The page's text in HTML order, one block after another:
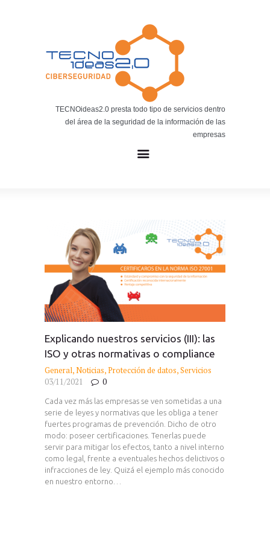
TECNOideas2.0 presta todo tipo de servicios dentro
del área de la seguridad de la información de las
empresas
BLOG TECNOIDEAS
Noticias tecnológicas.
Explicando nuestros servicios (III): las
ISO y otras normativas o compliance
General,Noticias,Protección de datos,Servicios
03/11/2021
0
Cada vez más las empresas se ven sometidas a una
serie de leyes y normativas que les obliga a tener
fuertes programas de prevención. Dicho de otro
modo: poseer certificaciones. Tenerlas puede
servir para mitigar los efectos, tanto a nivel interno
como legal, frente a eventuales hechos delictivos o
infracciones de ley. Quizá el ejemplo más conocido
en nuestro entorno…